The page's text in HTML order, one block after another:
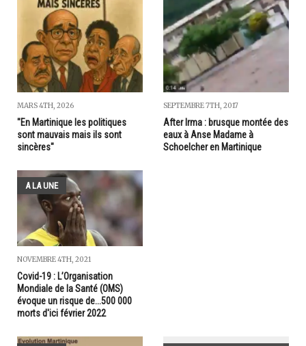
MARS 4TH, 2026
"En Martinique les politiques
sont mauvais mais ils sont
sincères"
SEPTEMBRE 7TH, 2017
After Irma : brusque montée des
eaux à Anse Madame à
Schoelcher en Martinique
A LA UNE
NOVEMBRE 4TH, 2021
Covid-19 : L’Organisation
Mondiale de la Santé (OMS)
évoque un risque de...500 000
morts d'ici février 2022